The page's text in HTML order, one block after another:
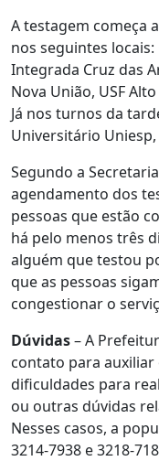
A testagem começa
nos seguintes locais:
Integrada Cruz das
Nova União, USF
Já nos turnos da
Universitário Uniesp,
Segundo a
agendamento dos
pessoas que estão
há pelo menos três
alguém que testou
que as pessoas
congestionar o
Dúvidas– A
contato para auxiliar
dificuldades para
ou outras dúvidas
Nesses casos, a
3214-7938 e 3218-